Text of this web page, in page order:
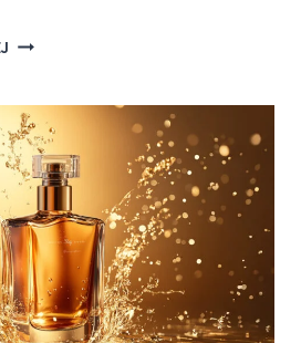
DLACZEGO
W
ZDJĘCIA
BIŻUTERII:
OŚWIETLENIE,
RETUSZ
I
SPRZEDAŻ